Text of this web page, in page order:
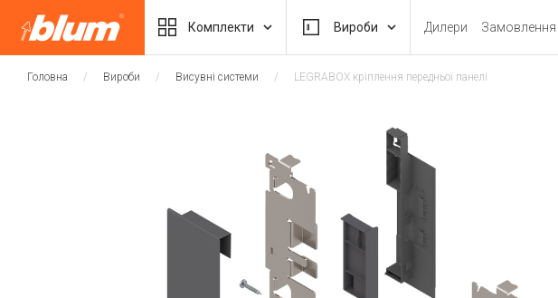
Комплекти Вироби Дилери Замовлення
Головна Вироби Висувні системи LEGRABOX кріплення передньої панелі